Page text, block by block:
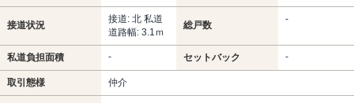
接道状況
接道: 北 私道
道路幅: 3.1ｍ
総戸数
-
私道負担面積 - セットバック -
取引態様 仲介